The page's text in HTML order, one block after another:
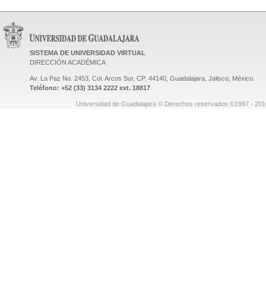
SISTEMA DE UNIVERSIDAD VIRTUAL
DIRECCIÓN ACADÉMICA
Av. La Paz No. 2453, Col. Arcos Sur, CP. 44140, Guadalajara, Jalisco, México.
Teléfono: +52 (33) 3134 2222 ext. 18817
Universidad de Guadalajara © Derechos reservados ©1997 -